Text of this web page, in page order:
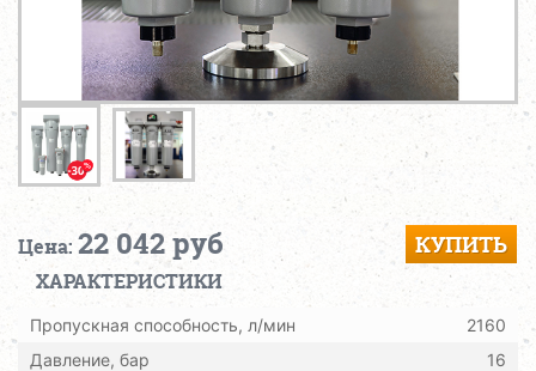
Цена: 22 042 руб КУПИТЬ
ХАРАКТЕРИСТИКИ
Пропускная способность, л/мин
2160
Давление, бар
16